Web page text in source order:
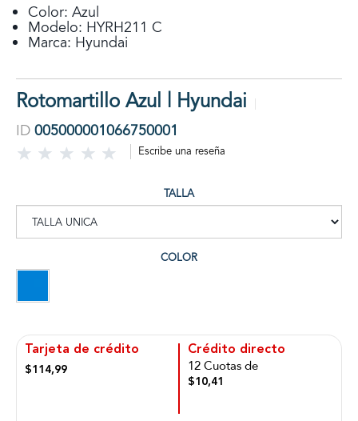
Color: Azul
Modelo: HYRH211 C
Marca: Hyundai
Rotomartillo Azul | Hyundai
ID 005000001066750001
Escribe una reseña
TALLA
COLOR
Tarjeta de crédito
$114,99
Crédito directo
12 Cuotas de
$10,41